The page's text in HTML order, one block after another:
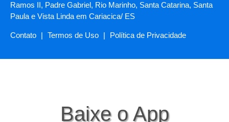
Ramos II, Padre Gabriel, Rio Marinho, Santa Catarina, Santa
Paula e Vista Linda em Cariacica/ ES
Contato | Termos de Uso | Política de Privacidade
Baixe o App